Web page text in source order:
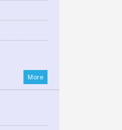
More